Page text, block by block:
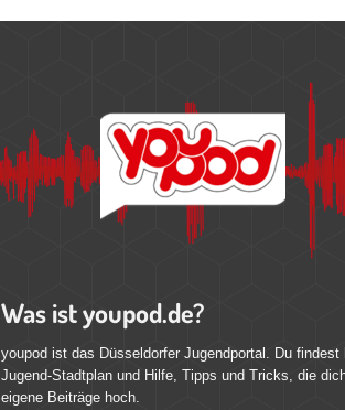
Was ist youpod.de?
youpod ist das Düsseldorfer Jugendportal. Du
Jugend-Stadtplan und Hilfe, Tipps und Tricks, die
eigene Beiträge hoch.